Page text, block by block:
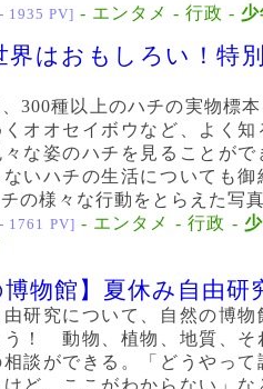
1935 PV] - エンタメ - 行政 -
界はおもしろい！特
300種以上のハチの実物標
くオオセイボウなど、よく
な姿のハチを見ることが
いハチの生活についても
の様々な行動をとらえた写
1761 PV] - エンタメ - 行政 -
博物館】夏休み自由研
研究について、自然の博
う！ 動物、植物、地質、そ
相談ができる。「どうやっ
ど、ここがわからない」